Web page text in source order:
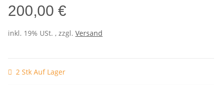
200,00 €
inkl. 19% USt. , zzgl. Versand
2 Stk Auf Lager